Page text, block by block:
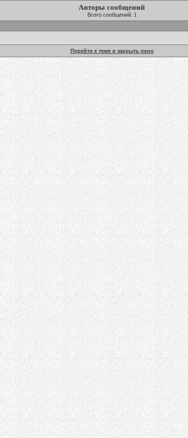
Авторы сообщений
Всего сообщений: 1
Перейти к теме и закрыть окно